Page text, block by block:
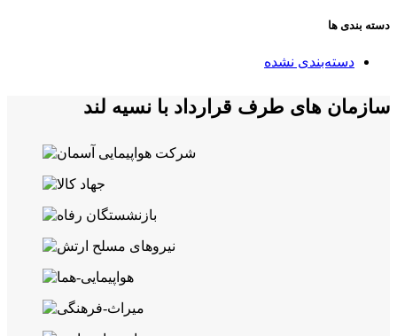
دسته بندی ها
دسته‌بندی نشده
سازمان های طرف قرارداد با نسیه لند